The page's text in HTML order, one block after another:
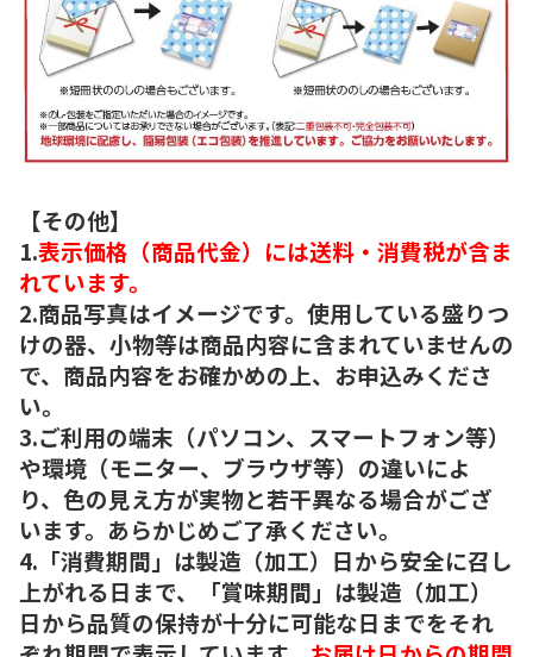
【その他】
1.表示価格（商品代金）には送料・消費税が含ま
れています。
2.商品写真はイメージです。使用している盛りつ
けの器、小物等は商品内容に含まれていませんの
で、商品内容をお確かめの上、お申込みくださ
い。
3.ご利用の端末（パソコン、スマートフォン等）
や環境（モニター、ブラウザ等）の違いによ
り、色の見え方が実物と若干異なる場合がござ
います。あらかじめご了承ください。
4.「消費期間」は製造（加工）日から安全に召し
上がれる日まで、「賞味期間」は製造（加工）
日から品質の保持が十分に可能な日までをそれ